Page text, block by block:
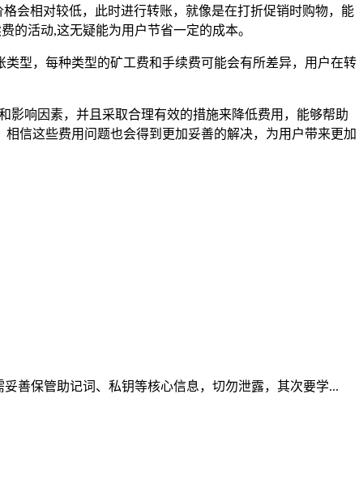
会相对较低，此时进行转账，就像是在打折促销时购物，能
的活动,这无疑能为用户节省一定的成本。
型，每种类型的矿工费和手续费可能会有所差异，用户在转
影响因素，并且采取合理有效的措施来降低费用，能够帮助
信这些费用问题也会得到更加妥善的解决，为用户带来更加
善保管助记词、私钥等核心信息，切勿泄露，其次要学...